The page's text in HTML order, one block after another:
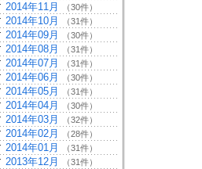
2014年11月 （30件）
2014年10月 （31件）
2014年09月 （30件）
2014年08月 （31件）
2014年07月 （31件）
2014年06月 （30件）
2014年05月 （31件）
2014年04月 （30件）
2014年03月 （32件）
2014年02月 （28件）
2014年01月 （31件）
2013年12月 （31件）